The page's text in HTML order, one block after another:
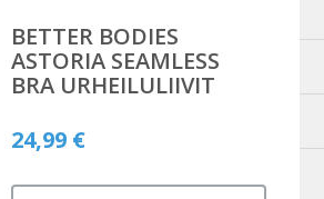
BETTER BODIES
ASTORIA SEAMLESS
BRA URHEILULIIVIT
24,99 €